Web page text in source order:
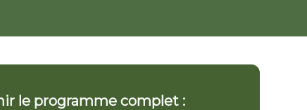
le programme complet :